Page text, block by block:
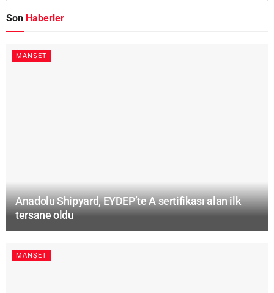
Son Haberler
MANŞET
Anadolu Shipyard, EYDEP’te A sertifikası alan ilk
tersane oldu
MANŞET